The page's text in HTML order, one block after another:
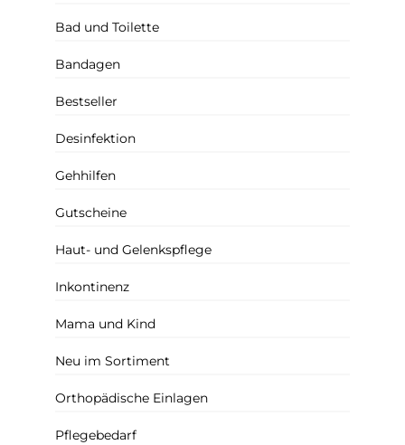
Bad und Toilette
Bandagen
Bestseller
Desinfektion
Gehhilfen
Gutscheine
Haut- und Gelenkspflege
Inkontinenz
Mama und Kind
Neu im Sortiment
Orthopädische Einlagen
Pflegebedarf